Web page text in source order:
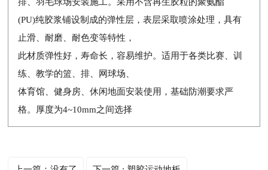
排、羽毛球场安装施工。采用不含再生胶粒的聚氨酯
(PU)纯胶浆铺设制成的弹性层，表层采取喷涂处理，具有
止滑、耐磨、耐色变等特性，
此材质弹性好，寿命长，容易维护。适用于各类比赛、训
练、教学的篮、排、网球场、
体育馆、健身房、休闲地面安装使用，基础防潮要求严
格。厚度为4~10mm之间选择